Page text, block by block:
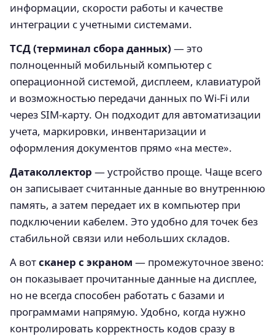
информации, скорости работы и качестве
интеграции с учетными системами.
ТСД (терминал сбора данных) — это
полноценный мобильный компьютер с
операционной системой, дисплеем, клавиатурой
и возможностью передачи данных по Wi‑Fi или
через SIM‑карту. Он подходит для автоматизации
учета, маркировки, инвентаризации и
оформления документов прямо «на месте».
Датаколлектор — устройство проще. Чаще всего
он записывает считанные данные во внутреннюю
память, а затем передает их в компьютер при
подключении кабелем. Это удобно для точек без
стабильной связи или небольших складов.
А вотсканер с экраном — промежуточное звено:
он показывает прочитанные данные на дисплее,
но не всегда способен работать с базами и
программами напрямую. Удобно, когда нужно
контролировать корректность кодов сразу в